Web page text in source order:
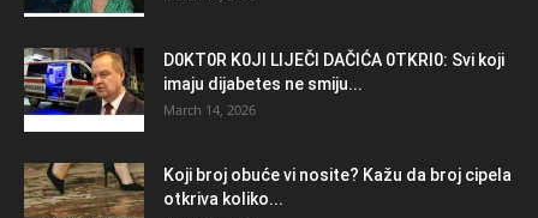
D0KT0R K0Jl LlJEČl DAČlĆA 0TKRl0: Svi koji
imaju dijabetes ne smiju...
March 14, 2026
Koji broj obuće vi nosite? Kažu da broj cipela
otkriva koliko...